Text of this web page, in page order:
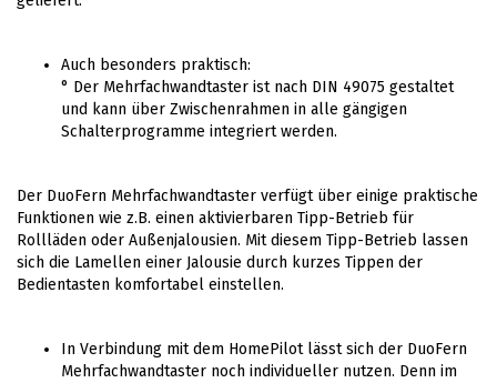
Auch besonders praktisch:
° Der Mehrfachwandtaster ist nach DIN 49075 gestaltet
und kann über Zwischenrahmen in alle gängigen
Schalterprogramme integriert werden.
Der DuoFern Mehrfachwandtaster verfügt über einige praktische
Funktionen wie z.B. einen aktivierbaren Tipp-Betrieb für
Rollläden oder Außenjalousien. Mit diesem Tipp-Betrieb lassen
sich die Lamellen einer Jalousie durch kurzes Tippen der
Bedientasten komfortabel einstellen.
In Verbindung mit dem HomePilot lässt sich der DuoFern
Mehrfachwandtaster noch individueller nutzen. Denn im